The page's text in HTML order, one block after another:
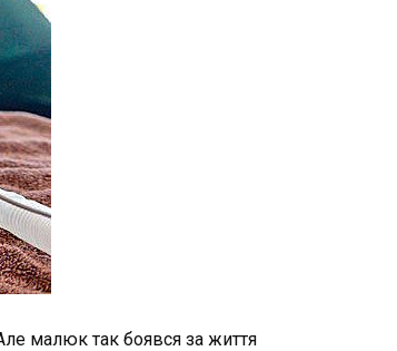
малюк так боявся за життя